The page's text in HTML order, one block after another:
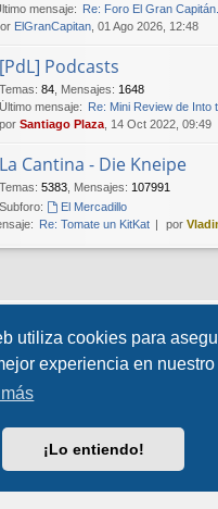
utiliza cookies para
experiencia en
¡Lo entiendo!
mensaje: Re: Foro El Gran Capitán.
ElGranCapitan , 01 Ago 2026, 12:48
[PdL] Podcasts
Temas: 84 Mensajes: 1648
Último mensaje: Re: Mini Review de Into
por Santiago Plaza , 14 Oct 2022, 09:49
La Cantina - Die Kneipe
Temas: 5383 Mensajes: 107991
Subforo:
El Mercadillo
Re: Tomate un KitKat por
Style porArty & halilesen
Traducción al español por